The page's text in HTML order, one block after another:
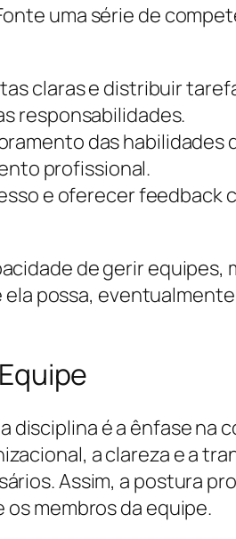
uma série de
claras e distribuir
responsabilidades.
das
profissional.
e oferecer feedback
de gerir equipes,
possa,
é a ênfase na
a clareza e a
Assim, a postura
membros da equipe.